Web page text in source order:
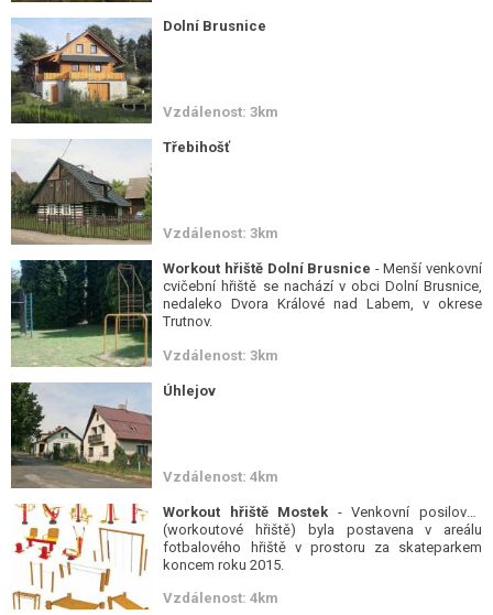
Dolní Brusnice
Vzdálenost: 3km
Třebihošť
Vzdálenost: 3km
Workout hřiště Dolní Brusnice - Menší venkovní
cvičební hřiště se nachází v obci Dolní Brusnice,
nedaleko Dvora Králové nad Labem, v okrese
Trutnov.
Vzdálenost: 3km
Úhlejov
Vzdálenost: 4km
Workout hřiště Mostek - Venkovní posilovna
(workoutové hřiště) byla postavena v areálu
fotbalového hřiště v prostoru za skateparkem
koncem roku 2015.
Vzdálenost: 4km